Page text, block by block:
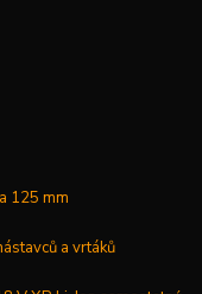
125 mm
a vrtáků